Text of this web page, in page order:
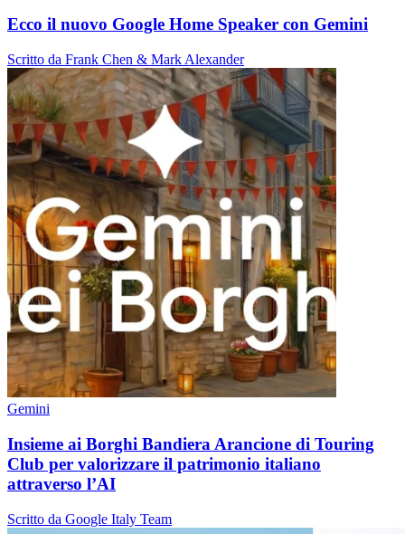
Ecco il nuovo Google Home Speaker con Gemini
Scritto da Frank Chen & Mark Alexander
Gemini
Insieme ai Borghi Bandiera Arancione di Touring
Club per valorizzare il patrimonio italiano
attraverso l’AI
Scritto da Google Italy Team